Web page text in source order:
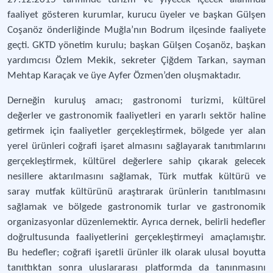
faaliyet gösteren kurumlar, kurucu üyeler ve başkan Gülşen
Coşanöz önderliğinde Muğla’nın Bodrum ilçesinde faaliyete
geçti. GKTD yönetim kurulu; başkan Gülşen Coşanöz, başkan
yardımcısı Özlem Mekik, sekreter Çiğdem Tarkan, sayman
Mehtap Karaçak ve üye Ayfer Özmen’den oluşmaktadır.
Derneğin kuruluş amacı; gastronomi turizmi, kültürel
değerler ve gastronomik faaliyetleri en yararlı sektör haline
getirmek için faaliyetler gerçekleştirmek, bölgede yer alan
yerel ürünleri coğrafi işaret almasını sağlayarak tanıtımlarını
gerçekleştirmek, kültürel değerlere sahip çıkarak gelecek
nesillere aktarılmasını sağlamak, Türk mutfak kültürü ve
saray mutfak kültürünü araştırarak ürünlerin tanıtılmasını
sağlamak ve bölgede gastronomik turlar ve gastronomik
organizasyonlar düzenlemektir. Ayrıca dernek, belirli hedefler
doğrultusunda faaliyetlerini gerçekleştirmeyi amaçlamıştır.
Bu hedefler; coğrafi işaretli ürünler ilk olarak ulusal boyutta
tanıttıktan sonra uluslararası platformda da tanınmasını